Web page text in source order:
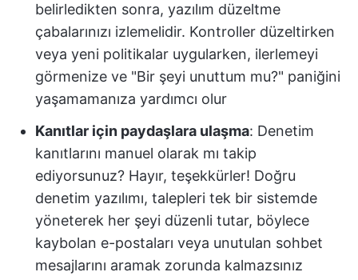
belirledikten sonra, yazılım düzeltme
çabalarınızı izlemelidir. Kontroller düzeltirken
veya yeni politikalar uygularken, ilerlemeyi
görmenize ve "Bir şeyi unuttum mu?" paniğini
yaşamamanıza yardımcı olur
Kanıtlar için paydaşlara ulaşma: Denetim
kanıtlarını manuel olarak mı takip
ediyorsunuz? Hayır, teşekkürler! Doğru
denetim yazılımı, talepleri tek bir sistemde
yöneterek her şeyi düzenli tutar, böylece
kaybolan e-postaları veya unutulan sohbet
mesajlarını aramak zorunda kalmazsınız